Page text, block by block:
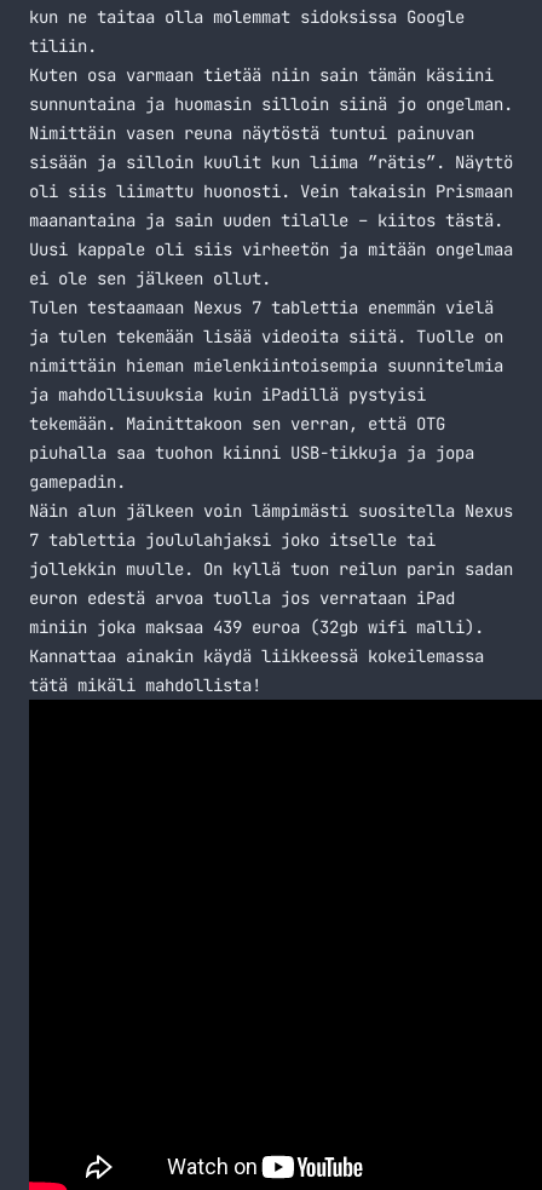
kun ne taitaa olla molemmat sidoksissa Google
tiliin.
Kuten osa varmaan tietää niin sain tämän käsiini
sunnuntaina ja huomasin silloin siinä jo ongelman.
Nimittäin vasen reuna näytöstä tuntui painuvan
sisään ja silloin kuulit kun liima ”rätis”. Näyttö
oli siis liimattu huonosti. Vein takaisin Prismaan
maanantaina ja sain uuden tilalle – kiitos tästä.
Uusi kappale oli siis virheetön ja mitään ongelmaa
ei ole sen jälkeen ollut.
Tulen testaamaan Nexus 7 tablettia enemmän vielä
ja tulen tekemään lisää videoita siitä. Tuolle on
nimittäin hieman mielenkiintoisempia suunnitelmia
ja mahdollisuuksia kuin iPadillä pystyisi
tekemään. Mainittakoon sen verran, että OTG
piuhalla saa tuohon kiinni USB-tikkuja ja jopa
gamepadin.
Näin alun jälkeen voin lämpimästi suositella Nexus
7 tablettia joululahjaksi joko itselle tai
jollekkin muulle. On kyllä tuon reilun parin sadan
euron edestä arvoa tuolla jos verrataan iPad
miniin joka maksaa 439 euroa (32gb wifi malli).
Kannattaa ainakin käydä liikkeessä kokeilemassa
tätä mikäli mahdollista!